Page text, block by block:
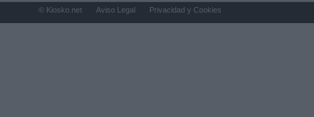
© Kiosko.net Aviso Legal Privacidad y Cookies